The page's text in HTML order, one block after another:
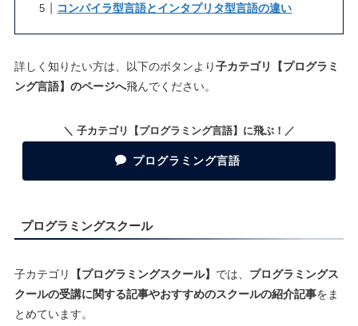
コンパイラ型言語とインタプリタ型言語の違い
詳しく知りたい方は、以下のボタンより子カテゴリ【プログラミ
ング言語】のページへ飛んでください。
＼ 子カテゴリ【プログラミング言語】に飛ぶ！／
プログラミング言語
プログラミングスクール
子カテゴリ 【プログラミングスクール】 では、 プログラミングス
クールの受講に関する記事やおすすめのスクールの紹介記事をま
とめています。